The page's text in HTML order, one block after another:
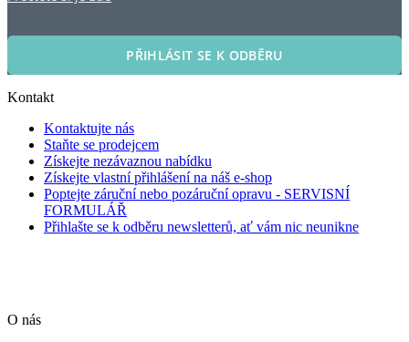
PŘIHLÁSIT SE K ODBĚRU
Kontakt
Kontaktujte nás
Staňte se prodejcem
Získejte nezávaznou nabídku
Získejte vlastní přihlášení na náš e-shop
Poptejte záruční nebo pozáruční opravu - SERVISNÍ
FORMULÁŘ
Přihlašte se k odběru newsletterů, ať vám nic neunikne
O nás